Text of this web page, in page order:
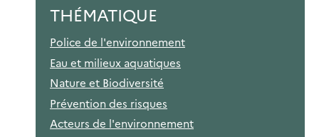
THÉMATIQUE
Police de l'environnement
Eau et milieux aquatiques
Nature et Biodiversité
Prévention des risques
Acteurs de l'environnement